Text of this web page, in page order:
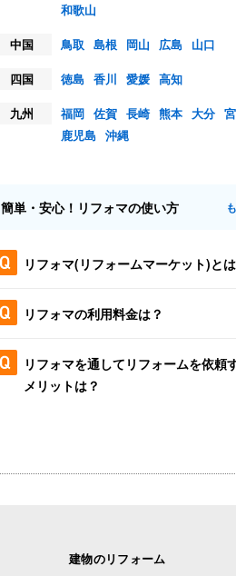
和歌山
中国
鳥取 島根 岡山 広島
山口
四国
徳島 香川 愛媛 高知
九州
福岡 佐賀 長崎 熊本 大分
鹿児島 沖縄
簡単・安心！リフォマの使い方
リフォマ(リフォームマーケット)と
リフォマの利用料金は？
リフォマを通してリフォームを依頼
メリットは？
建物のリフォーム